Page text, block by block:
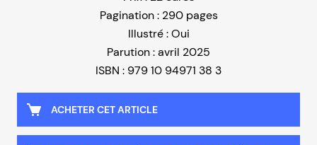
Pagination : 290 pages
Illustré : Oui
Parution : avril 2025
ISBN : 979 10 94971 38 3
ACHETER CET ARTICLE